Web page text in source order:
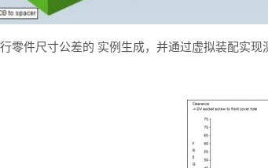
件尺寸公差的 实例生成，并通过虚拟装配实现